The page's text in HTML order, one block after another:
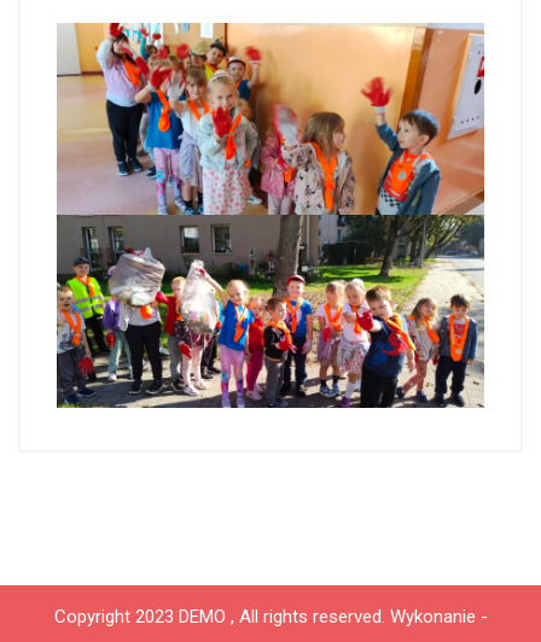
Copyright 2023 DEMO , All rights reserved. Wykonanie -